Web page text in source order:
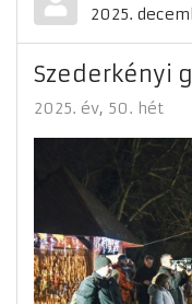
2025.
Szederkényi
2025. év 50. hét